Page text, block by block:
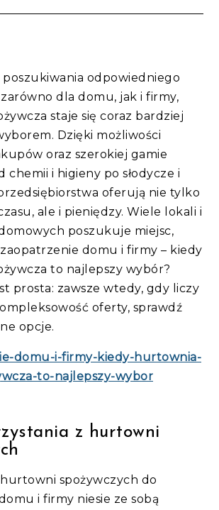
odpowiedniego
dla domu, jak i firmy,
staje się coraz bardziej
Dzięki możliwości
oraz szerokiej gamie
chemii i higieny po słodycze i
oferują nie tylko
ale i pieniędzy. Wiele lokali i
poszukuje miejsc,
domu i firmy – kiedy
to najlepszy wybór?
prosta: zawsze wtedy, gdy liczy
oferty, sprawdź
opcje.
z hurtowni
spożywczych do
i firmy niesie ze sobą